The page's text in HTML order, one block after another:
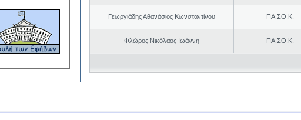
Γεωργιάδης Αθανάσιος Κωνσταντίνου ΠΑ.ΣΟ.Κ.
Φλώρος Νικόλαος Ιωάννη ΠΑ.ΣΟ.Κ.